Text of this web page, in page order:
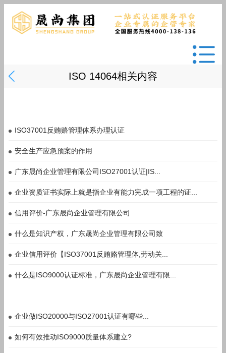
ISO 14064相关内容
ISO37001反贿赂管理体系办理认证
安全生产应急预案的作用
广东晟尚企业管理有限公司ISO27001认证|IS...
企业资质证书实际上就是指企业有能力完成一项工程的证...
信用评价-广东晟尚企业管理有限公司
什么是知识产权，广东晟尚企业管理有限公司致
企业信用评价【ISO37001反贿赂管理体,劳动关...
什么是ISO9000认证标准，广东晟尚企业管理有限...
企业做ISO20000与ISO27001认证有哪些...
如何有效推动ISO9000质量体系建立?